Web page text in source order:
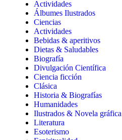
Actividades
Álbumes Ilustrados
Ciencias
Actividades
Bebidas & aperitivos
Dietas & Saludables
Biografía
Divulgación Científica
Ciencia ficción
Clásica
Historia & Biografías
Humanidades
Ilustrados & Novela gráfica
Literatura
Esoterismo